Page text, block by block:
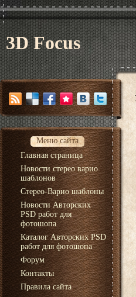
3D Focus
Меню сайта
Главная страница
Новости стерео варио
шаблонов
Стерео-Варио шаблоны
Новости Авторских
PSD работ для
фотошопа
Каталог Авторских PSD
работ для фотошопа
Форум
Контакты
Правила сайта